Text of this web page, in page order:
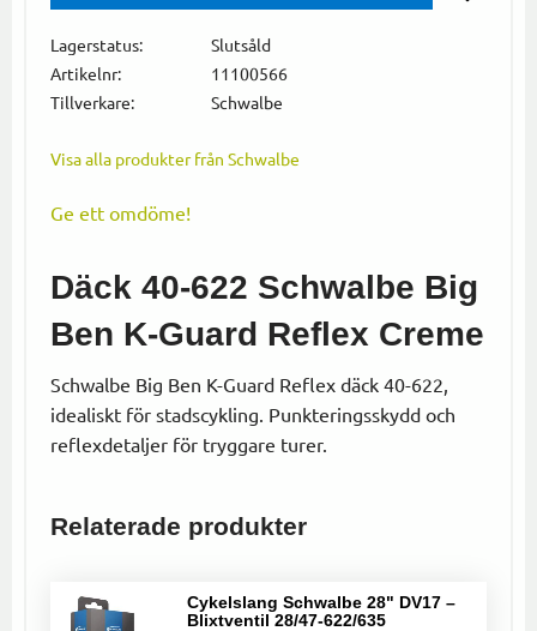
Lagerstatus
Slutsåld
Artikelnr
11100566
Tillverkare
Schwalbe
Visa alla produkter från Schwalbe
Ge ett omdöme!
Däck 40-622 Schwalbe Big
Ben K-Guard Reflex Creme
Schwalbe Big Ben K-Guard Reflex däck 40-622,
idealiskt för stadscykling. Punkteringsskydd och
reflexdetaljer för tryggare turer.
Relaterade produkter
Cykelslang Schwalbe 28" DV17 –
Blixtventil 28/47-622/635